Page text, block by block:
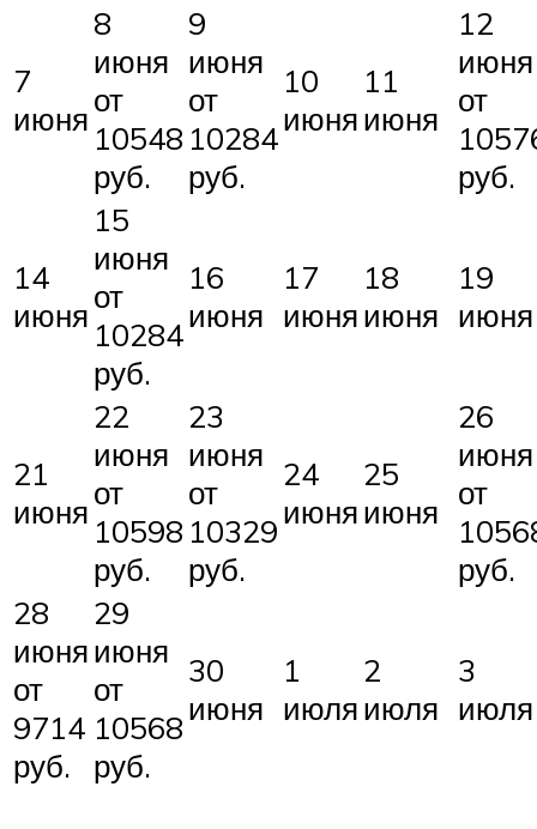
7
июня
8
июня
от
10548
руб.
9
июня
от
10284
руб.
10
июня
11
июня
12
июня
от
руб.
14
июня
15
июня
от
10284
руб.
16
июня
17
июня
18
июня
19
июня
21
июня
22
июня
от
10598
руб.
23
июня
от
10329
руб.
24
июня
25
июня
26
июня
от
руб.
28
июня
от
9714
руб.
29
июня
от
10568
руб.
30
июня
1
июля
2
июля
3
июля